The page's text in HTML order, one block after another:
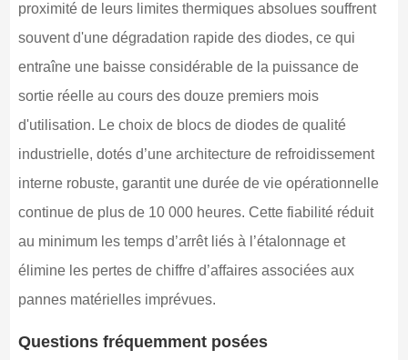
proximité de leurs limites thermiques absolues souffrent
souvent d'une dégradation rapide des diodes, ce qui
entraîne une baisse considérable de la puissance de
sortie réelle au cours des douze premiers mois
d'utilisation. Le choix de blocs de diodes de qualité
industrielle, dotés d’une architecture de refroidissement
interne robuste, garantit une durée de vie opérationnelle
continue de plus de 10 000 heures. Cette fiabilité réduit
au minimum les temps d’arrêt liés à l’étalonnage et
élimine les pertes de chiffre d’affaires associées aux
pannes matérielles imprévues.
Questions fréquemment posées